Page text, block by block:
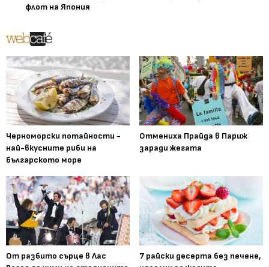
флот на Япония
Черноморски потайности -
най-вкусните риби на
българското море
Отмениха Прайда в Париж
заради жегата
От разбито сърце в Лас
7 райски десерта без печене,